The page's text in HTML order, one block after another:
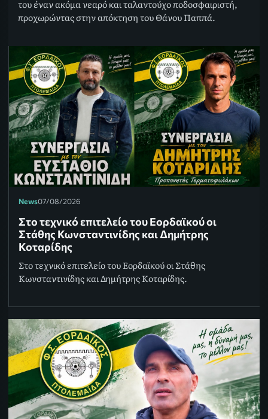
του έναν ακόμα νεαρό και ταλαντούχο ποδοσφαιριστή,
προχωρώντας στην απόκτηση του Θάνου Παππά.
News07/08/2026
Στο τεχνικό επιτελείο του Εορδαϊκού οι
Στάθης Κωνσταντινίδης και Δημήτρης
Κοταρίδης
Στο τεχνικό επιτελείο του Εορδαϊκού οι Στάθης
Κωνσταντινίδης και Δημήτρης Κοταρίδης.